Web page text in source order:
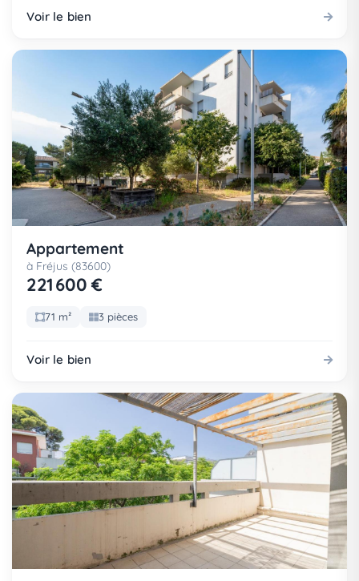
Voir le bien
Appartement
à Fréjus (83600)
221 600 €
71 m² 3 pièces
Voir le bien